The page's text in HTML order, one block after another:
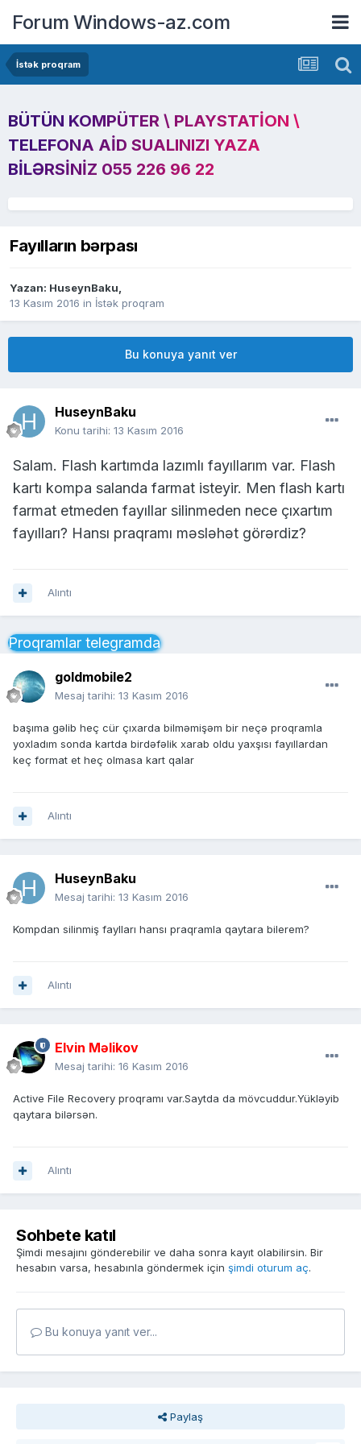
Forum Windows-az.com
İstək proqram
BÜTÜN KOMPÜTER \ PLAYSTATION \
TELEFONA AID SUALINIZI YAZA
BILƏRSINIZ 055 226 96 22
Fayılların bərpası
Yazan: HuseynBaku,
13 Kasım 2016 in İstək proqram
Bu konuya yanıt ver
HuseynBaku
Konu tarihi: 13 Kasım 2016
Salam. Flash kartımda lazımlı fayıllarım var. Flash
kartı kompa salanda farmat isteyir. Men flash kartı
farmat etmeden fayıllar silinmeden nece çıxartım
fayılları? Hansı praqramı məsləhət görərdiz?
Alıntı
Proqramlar telegramda
goldmobile2
Mesaj tarihi: 13 Kasım 2016
başıma gəlib heç cür çıxarda bilməmişəm bir neçə proqramla
yoxladım sonda kartda birdəfəlik xarab oldu yaxşısı fayıllardan
keç format et heç olmasa kart qalar
Alıntı
HuseynBaku
Mesaj tarihi: 13 Kasım 2016
Kompdan silinmiş faylları hansı praqramla qaytara bilerem?
Alıntı
Elvin Məlikov
Mesaj tarihi: 16 Kasım 2016
Active File Recovery proqramı var.Saytda da mövcuddur.Yükləyib
qaytara bilərsən.
Alıntı
Sohbete katıl
Şimdi mesajını gönderebilir ve daha sonra kayıt olabilirsin. Bir
hesabın varsa, hesabınla göndermek için şimdi oturum aç.
Bu konuya yanıt ver...
Paylaş